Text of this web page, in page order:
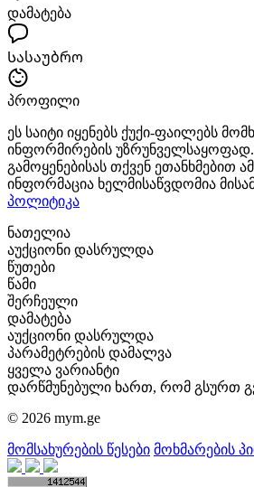
დამატება
Სასაუბრო
პროფილი
ეს საიტი იყენებს ქუქი-ფაილებს
ინფორმირების უზრუნველსაყოფად.
გამოყენებისას თქვენ ეთანხმებით
ინფორმაცია ხელმისაწვდომია
პოლიტიკა
ნათელია
აუქციონი დასრულდა
წუთები
წამი
შერჩეული
დამატება
აუქციონი დასრულდა
პარამეტრების დამალვა
ყველა ვარიანტი
დარწმუნებული ხართ, რომ გსურთ
© 2026 mym.ge
მომსახურების წესები მოხმარების